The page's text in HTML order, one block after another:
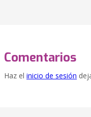
Comentarios
Haz el inicio de sesión